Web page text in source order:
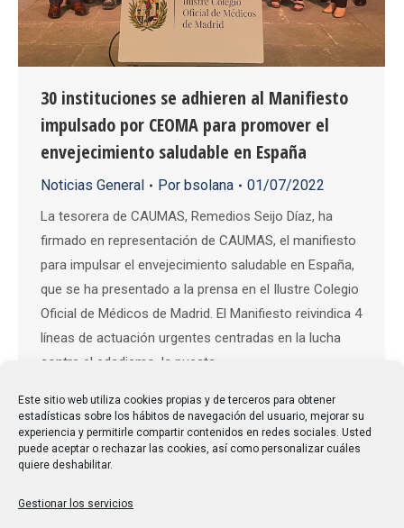
Este sitio web utiliza cookies propias y de terceros para obtener
estadísticas sobre los hábitos de navegación del usuario, mejorar su
experiencia y permitirle compartir contenidos en redes sociales. Usted
puede aceptar o rechazar las cookies, así como personalizar cuáles
quiere deshabilitar.
Gestionar los servicios
30 instituciones se adhieren al Manifiesto
impulsado por CEOMA para promover el
envejecimiento saludable en España
Noticias General Por bsolana 01/07/2022
La tesorera de CAUMAS, Remedios Seijo Díaz, ha
firmado en representación de CAUMAS, el manifiesto
para impulsar el envejecimiento saludable en España,
que se ha presentado a la prensa en el Ilustre Colegio
Oficial de Médicos de Madrid. El Manifiesto reivindica 4
líneas de actuación urgentes centradas en la lucha
contra el edadismo, la puesta…